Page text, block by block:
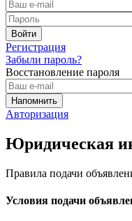
Регистрация
Забыли пароль?
Восстановление пароля
Авторизация
Юридическая
Правила подачи
Условия подачи